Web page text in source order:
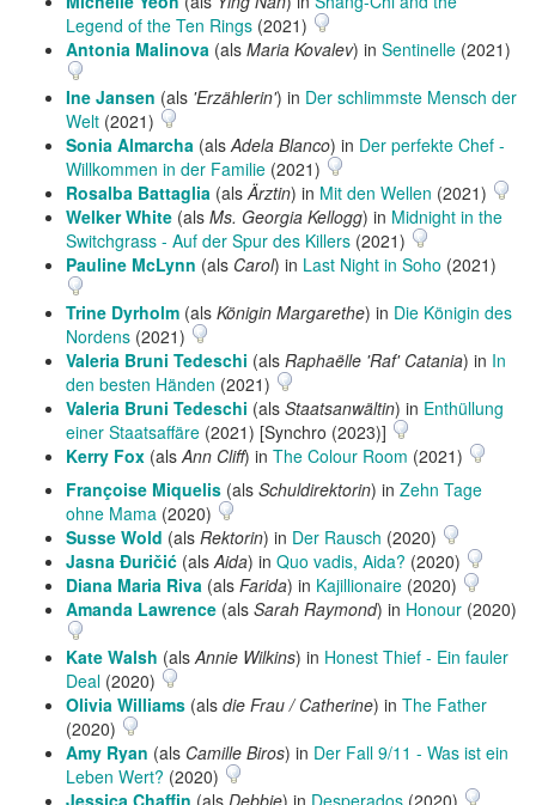
Legend of the Ten Rings (2021)
Antonia Malinova (als Maria Kovalev) in Sentinelle (2021)
Ine Jansen (als 'Erzählerin') in Der schlimmste Mensch der
Welt (2021)
Sonia Almarcha (alsAdela Blanco) in Der perfekte Chef -
Willkommen in der Familie (2021)
Rosalba Battaglia (alsÄrztin) in Mit den Wellen (2021)
Welker White (als Ms. Georgia Kellogg) in Midnight in the
Switchgrass - Auf der Spur des Killers (2021)
Pauline McLynn (als Carol) in Last Night in Soho (2021)
Trine Dyrholm (als Königin Margarethe) in Die Königin des
Nordens (2021)
Valeria Bruni Tedeschi (als Raphaëlle 'Raf' Catania) in In
den besten Händen (2021)
Valeria Bruni Tedeschi (als Staatsanwältin) in Enthüllung
einer Staatsaffäre (2021) [Synchro (2023)]
Kerry Fox (alsAnn Cliff) in The Colour Room (2021)
Françoise Miquelis (als Schuldirektorin) in Zehn Tage
ohne Mama (2020)
Susse Wold (als Rektorin) in Der Rausch (2020)
Jasna Đuričić (alsAida) in Quo vadis, Aida? (2020)
Diana Maria Riva (als Farida) in Kajillionaire (2020)
Amanda Lawrence (als Sarah Raymond) in Honour (2020)
Kate Walsh (alsAnnie Wilkins) in Honest Thief - Ein fauler
Deal (2020)
Olivia Williams (als die Frau / Catherine) in The Father
(2020)
Amy Ryan (als Camille Biros) in Der Fall 9/11 - Was ist ein
Leben Wert? (2020)